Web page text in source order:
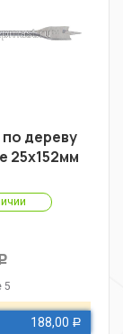
дереву
25х152мм
5
188,00 Р